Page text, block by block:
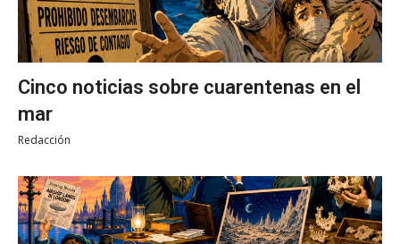
Cinco noticias sobre cuarentenas en el
mar
Redacción